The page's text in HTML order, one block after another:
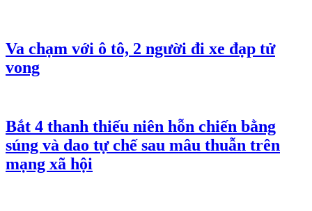
Va chạm với ô tô, 2 người đi xe đạp tử
vong
Bắt 4 thanh thiếu niên hỗn chiến bằng
súng và dao tự chế sau mâu thuẫn trên
mạng xã hội